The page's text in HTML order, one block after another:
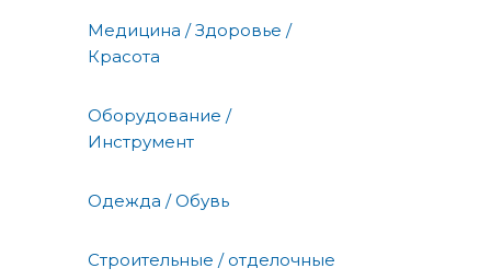
Медицина / Здоровье /
Красота
Оборудование /
Инструмент
Одежда / Обувь
Строительные / отделочные